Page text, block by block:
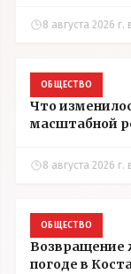
8 августа 2026 г.
ОБЩЕСТВО
Что
масштабной
8 августа 2026 г.
ОБЩЕСТВО
Возвращение
погоде в